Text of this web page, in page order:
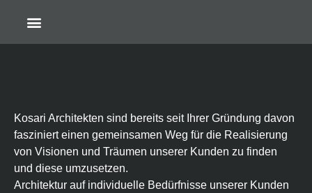
Kosari Architekten sind bereits seit Ihrer Gründung davon
fasziniert einen gemeinsamen Weg für die Realisierung
von Visionen und Träumen unserer Kunden zu finden
und diese umzusetzen.
Architektur auf individuelle Bedürfnisse unserer Kunden